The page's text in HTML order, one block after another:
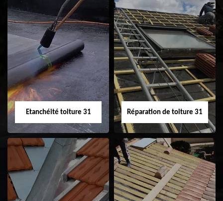
Peinture sur tuile
31
Nettoyage
demoussage de
toiture 31
Etanchéité toiture 31
Etanchéité toiture
Réparation de toiture 31
Réparation de